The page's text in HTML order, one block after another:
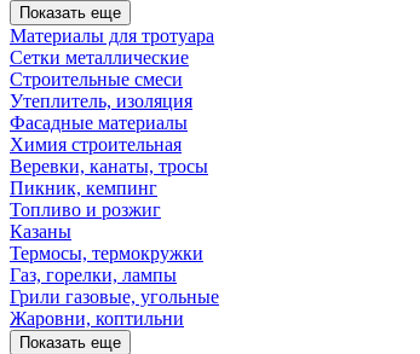
Показать еще
Материалы для тротуара
Сетки металлические
Строительные смеси
Утеплитель, изоляция
Фасадные материалы
Химия строительная
Веревки, канаты, тросы
Пикник, кемпинг
Топливо и розжиг
Казаны
Термосы, термокружки
Газ, горелки, лампы
Грили газовые, угольные
Жаровни, коптильни
Показать еще